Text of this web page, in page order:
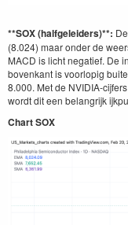
**SOX (halfgeleiders)**:
(8.024) maar onder de
MACD is licht negatief. De
bovenkant is voorlopig
8.000. Met de NVIDIA-
wordt dit een belangrijk
Chart SOX